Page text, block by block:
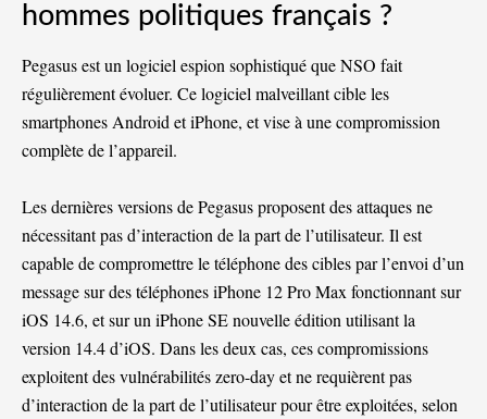
hommes politiques français ?
Pegasus est un logiciel espion sophistiqué que NSO fait
régulièrement évoluer. Ce logiciel malveillant cible les
smartphones Android et iPhone, et vise à une compromission
complète de l’appareil.
Les dernières versions de Pegasus proposent des attaques ne
nécessitant pas d’interaction de la part de l’utilisateur. Il est
capable de compromettre le téléphone des cibles par l’envoi d’un
message sur des téléphones iPhone 12 Pro Max fonctionnant sur
iOS 14.6, et sur un iPhone SE nouvelle édition utilisant la
version 14.4 d’iOS. Dans les deux cas, ces compromissions
exploitent des vulnérabilités zero-day et ne requièrent pas
d’interaction de la part de l’utilisateur pour être exploitées, selon